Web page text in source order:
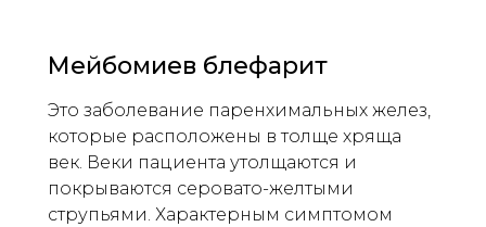
Мейбомиев блефарит
Это заболевание паренхимальных желез,
которые расположены в толще хряща
век. Веки пациента утолщаются и
покрываются серовато-желтыми
струпьями. Характерным симптомом